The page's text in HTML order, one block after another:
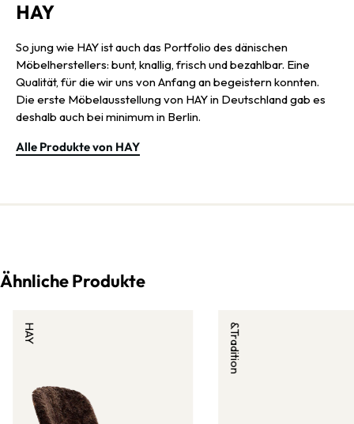
HAY
So jung wie HAY ist auch das Portfolio des dänischen
Möbelherstellers: bunt, knallig, frisch und bezahlbar. Eine
Qualität, für die wir uns von Anfang an begeistern konnten.
Die erste Möbelausstellung von HAY in Deutschland gab es
deshalb auch bei minimum in Berlin.
Alle Produkte von HAY
Ähnliche Produkte
HAY &Tradition